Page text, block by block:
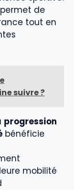
de
tout en
suivre ?
progression
bénéficie
mobilité